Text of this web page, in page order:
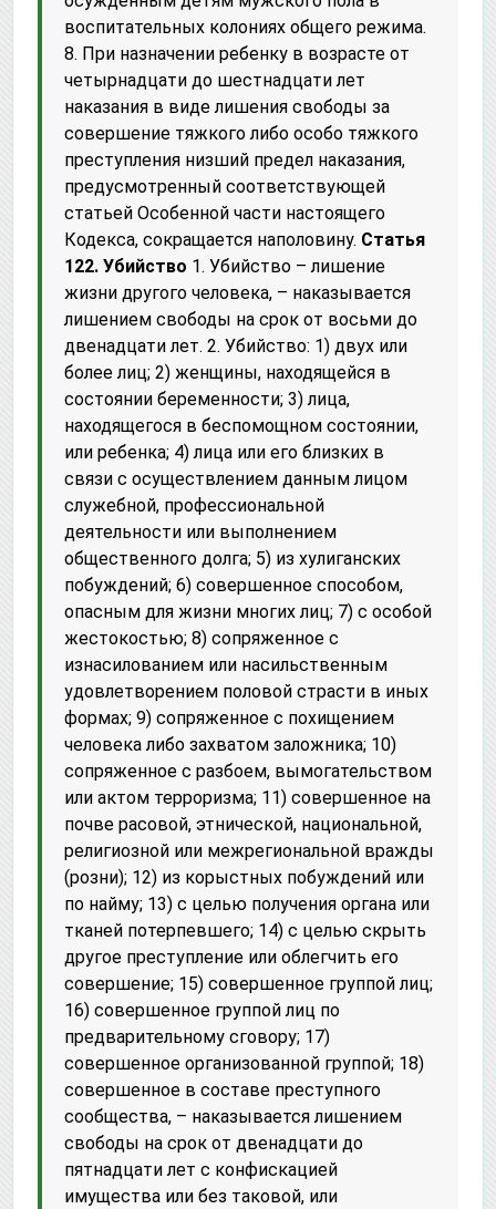
воспитательных колониях общего режима.
8. При назначении ребенку в возрасте от
четырнадцати до шестнадцати лет
наказания в виде лишения свободы за
совершение тяжкого либо особо тяжкого
преступления низший предел наказания,
предусмотренный соответствующей
статьей Особенной части настоящего
Кодекса, сокращается наполовину. Статья
122. Убийство 1. Убийство – лишение
жизни другого человека, – наказывается
лишением свободы на срок от восьми до
двенадцати лет. 2. Убийство: 1) двух или
более лиц; 2) женщины, находящейся в
состоянии беременности; 3) лица,
находящегося в беспомощном состоянии,
или ребенка; 4) лица или его близких в
связи с осуществлением данным лицом
служебной, профессиональной
деятельности или выполнением
общественного долга; 5) из хулиганских
побуждений; 6) совершенное способом,
опасным для жизни многих лиц; 7) с особой
жестокостью; 8) сопряженное с
изнасилованием или насильственным
удовлетворением половой страсти в иных
формах; 9) сопряженное с похищением
человека либо захватом заложника; 10)
сопряженное с разбоем, вымогательством
или актом терроризма; 11) совершенное на
почве расовой, этнической, национальной,
религиозной или межрегиональной вражды
(розни); 12) из корыстных побуждений или
по найму; 13) с целью получения органа или
тканей потерпевшего; 14) с целью скрыть
другое преступление или облегчить его
совершение; 15) совершенное группой лиц;
16) совершенное группой лиц по
предварительному сговору; 17)
совершенное организованной группой; 18)
совершенное в составе преступного
сообщества, – наказывается лишением
свободы на срок от двенадцати до
пятнадцати лет с конфискацией
имущества или без таковой, или